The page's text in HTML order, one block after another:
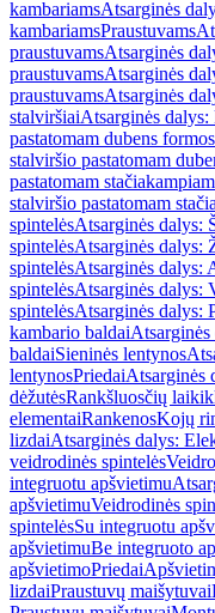
kambariamsAtsarginės
kambariamsPraustuvams
praustuvamsAtsarginės
praustuvamsAtsarginės
praustuvamsAtsarginės
stalviršiaiAtsarginės
pastatomam dubens
stalviršio pastatomam
pastatomam
stalviršio pastatomam
spintelėsAtsarginės dalys:
spintelėsAtsarginės dalys:
spintelėsAtsarginės dalys:
spintelėsAtsarginės dalys:
spintelėsAtsarginės dalys:
kambario baldai
baldaiSieninės lentynos
lentynosPriedaiAtsarginės
dėžutėsRankšluosčių
elementaiRankenosKojų
lizdaiAtsarginės dalys:
veidrodinės spintelės
integruotu apšvietimu
apšvietimuVeidrodinės
spintelėsSu integruotu
apšvietimuBe integruoto
apšvietimoPriedai
lizdaiPraustuvų maišytuvai